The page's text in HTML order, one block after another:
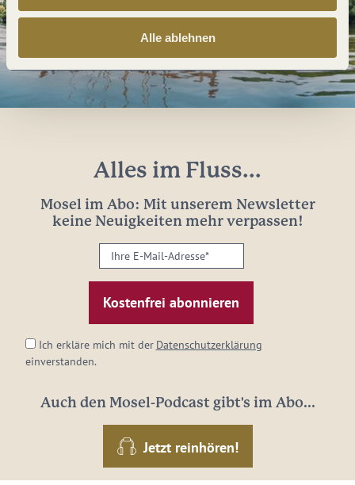
Alle ablehnen
Alles im Fluss...
Mosel im Abo: Mit unserem Newsletter
keine Neuigkeiten mehr verpassen!
Ihre
E-
Mail-
Adresse:
Ich erkläre mich mit der Datenschutzerklärung
einverstanden.
Auch den Mosel-Podcast gibt's im Abo...
Jetzt reinhören!